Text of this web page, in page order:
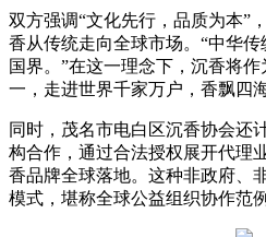
双方强调“文化先行，品质为本”
香从传统走向全球市场。“中华
国界。”在这一理念下，沉香将
一，走进世界千家万户，香飘四海
同时，茂名市电白区沉香协会还
构合作，通过合法授权展开代理
香品牌全球落地。这种非政府、
模式，堪称全球公益组织协作范例